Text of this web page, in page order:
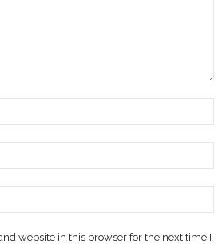
website in this browser for the next time I